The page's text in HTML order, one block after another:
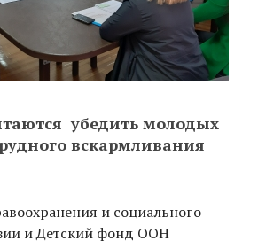
убедить молодых
вскармливания
и социального
и Детский фонд ООН